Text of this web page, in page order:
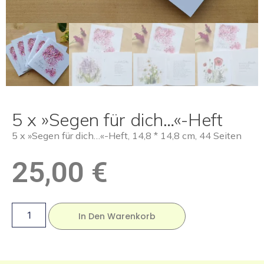
5 x »Segen für dich…«-Heft
5 x »Segen für dich…«-Heft, 14,8 * 14,8 cm, 44 Seiten
25,00 €
In Den Warenkorb